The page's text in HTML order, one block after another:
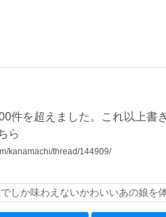
件を超えました。これ以上書
ら
kanamachi/thread/144909/
しか味わえないかわいいあの娘を